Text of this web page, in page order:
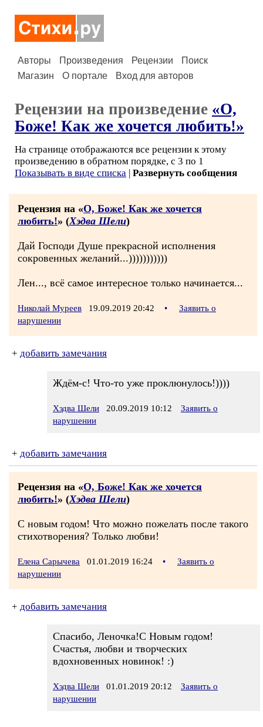
Авторы Произведения Рецензии
Поиск
Магазин
О портале Вход для авторов
Рецензии на произведение «О,
Боже! Как же хочется любить!»
На странице отображаются все рецензии к этому
произведению в обратном порядке, с 3 по 1
Показывать в виде списка | Развернуть сообщения
Рецензия на «О, Боже! Как же хочется
любить!» (Хэдва Шели)
Дай Господи Душе прекрасной исполнения
сокровенных желаний...)))))))))))
Лен..., всё самое интересное только начинается...
Николай Муреев 19.09.2019 20:42 •
Заявить о
нарушении
+ добавить замечания
Ждём-с! Что-то уже проклюнулось!))))
Хэдва Шели 20.09.2019 10:12
Заявить о
нарушении
+ добавить замечания
Рецензия на «О, Боже! Как же хочется
любить!» (Хэдва Шели)
С новым годом! Что можно пожелать после такого
стихотворения? Только любви!
Елена Сарычева 01.01.2019 16:24 •
Заявить о
нарушении
+ добавить замечания
Спасибо, Леночка!С Новым годом!
Счастья, любви и творческих
вдохновенных новинок! :)
Хэдва Шели 01.01.2019 20:12
Заявить о
нарушении